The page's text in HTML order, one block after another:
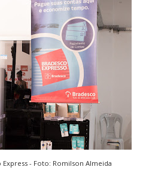
- Foto: Romilson Almeida